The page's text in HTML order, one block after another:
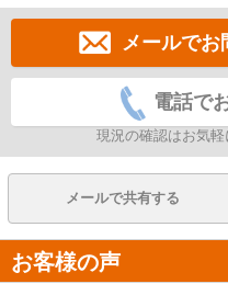
メールでお
電話で
現況の確認はお気軽
メールで共有する
お客様の声